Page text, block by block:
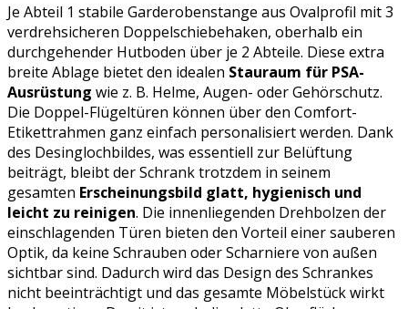
Je Abteil 1 stabile Garderobenstange aus Ovalprofil mit 3
verdrehsicheren Doppelschiebehaken, oberhalb ein
durchgehender Hutboden über je 2 Abteile. Diese extra
breite Ablage bietet den idealen Stauraum für PSA-
Ausrüstung wie z. B. Helme, Augen- oder Gehörschutz.
Die Doppel-Flügeltüren können über den Comfort-
Etikettrahmen ganz einfach personalisiert werden. Dank
des Desinglochbildes, was essentiell zur Belüftung
beiträgt, bleibt der Schrank trotzdem in seinem
gesamten Erscheinungsbild glatt, hygienisch und
leicht zu reinigen. Die innenliegenden Drehbolzen der
einschlagenden Türen bieten den Vorteil einer sauberen
Optik, da keine Schrauben oder Scharniere von außen
sichtbar sind. Dadurch wird das Design des Schrankes
nicht beeinträchtigt und das gesamte Möbelstück wirkt